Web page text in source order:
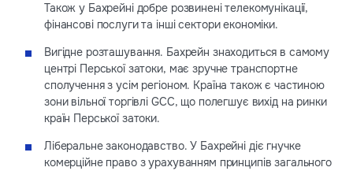
Також у Бахрейні добре розвинені телекомунікації,
фінансові послуги та інші сектори економіки.
Вигідне розташування. Бахрейн знаходиться в самому
центрі Перської затоки, має зручне транспортне
сполучення з усім регіоном. Країна також є частиною
зони вільної торгівлі GCC, що полегшує вихід на ринки
країн Перської затоки.
Ліберальне законодавство. У Бахрейні діє гнучке
комерційне право з урахуванням принципів загального